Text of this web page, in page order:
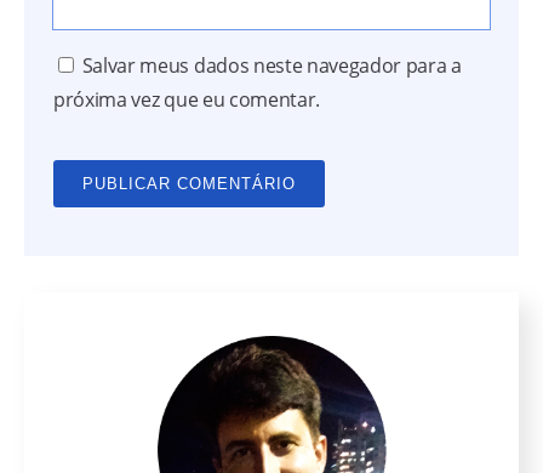
Salvar meus dados neste navegador para a
próxima vez que eu comentar.